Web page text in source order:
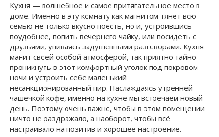
Кухня — волшебное и самое притягательное место в
доме. Именно в эту комнату как магнитом тянет всю
семью не только вкусно поесть, но и, устроившись
поудобнее, попить вечернего чайку, или посидеть с
друзьями, упиваясь задушевными разговорами. Кухня
манит своей особой атмосферой, так приятно тайно
проникнуть в этот комфортный уголок под покровом
ночи и устроить себе маленький
несанкционированный пир. Наслаждаясь утренней
чашечкой кофе, именно на кухне мы встречаем новый
день. Поэтому очень важно, чтобы в этом помещении
ничто не раздражало, а наоборот, чтобы всё
настраивало на позитив и хорошее настроение.